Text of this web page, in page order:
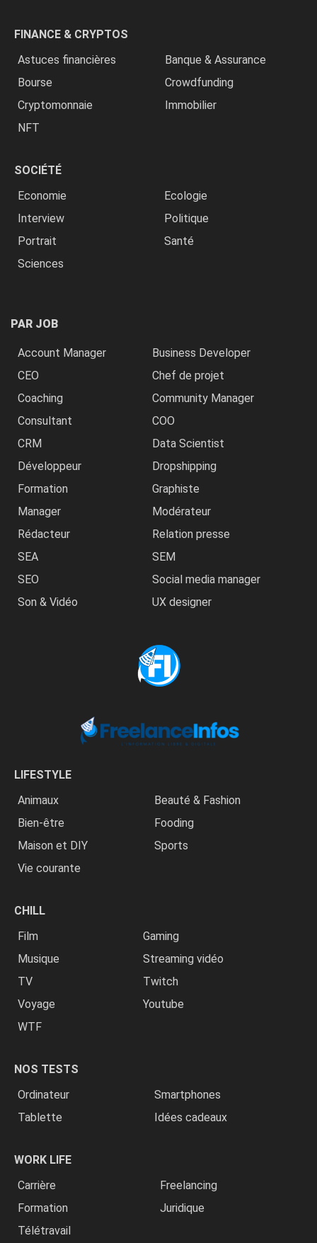
FINANCE & CRYPTOS
Astuces financières
Banque & Assurance
Bourse
Crowdfunding
Cryptomonnaie
Immobilier
NFT
SOCIÉTÉ
Economie
Ecologie
Interview
Politique
Portrait
Santé
Sciences
PAR JOB
Account Manager
Business Developer
CEO
Chef de projet
Coaching
Community Manager
Consultant
COO
CRM
Data Scientist
Développeur
Dropshipping
Formation
Graphiste
Manager
Modérateur
Rédacteur
Relation presse
SEA
SEM
SEO
Social media manager
Son & Vidéo
UX designer
LIFESTYLE
Animaux
Beauté & Fashion
Bien-être
Fooding
Maison et DIY
Sports
Vie courante
CHILL
Film
Gaming
Musique
Streaming vidéo
TV
Twitch
Voyage
Youtube
WTF
NOS TESTS
Ordinateur
Smartphones
Tablette
Idées cadeaux
WORK LIFE
Carrière
Freelancing
Formation
Juridique
Télétravail